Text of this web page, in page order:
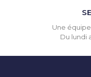
Une
Du lundi